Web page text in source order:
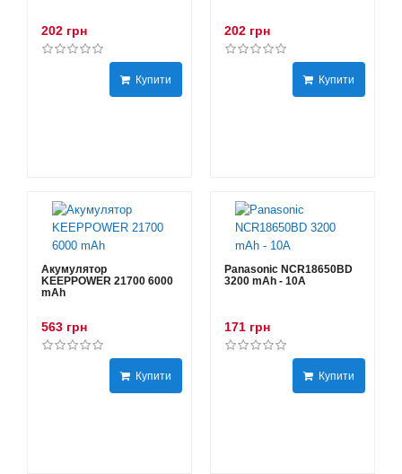
202 грн
Купити
202 грн
Купити
Акумулятор
KEEPPOWER 21700 6000
mAh
563 грн
Купити
Panasonic NCR18650BD
3200 mAh - 10А
171 грн
Купити